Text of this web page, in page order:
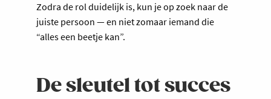
Zodra de rol duidelijk is, kun je op zoek naar de
juiste persoon — en niet zomaar iemand die
“alles een beetje kan”.
De sleutel tot succes